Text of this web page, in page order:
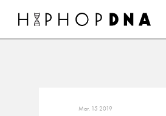
Mar. 15 2019